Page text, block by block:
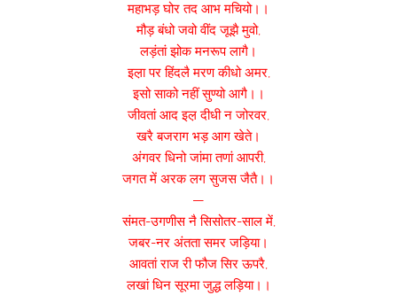
महाभड़ घोर तद आभ मचियो।।
मौड़ बंधो जवो वींद जूझै मुवो,
लड़ंतां झोक मनरूप लागै।
इल़ा पर हिंदलै मरण कीधो अमर,
इसो साको नहीं सुण्यो आगै।।
जीवतां आद इल़ दीधी न जोरवर,
खरै बजराग भड़ आग खेते।
अंगवर धिनो जांमा तणां आपरी,
जगत में अरक लग सुजस जैतै।।
—
संमत-उगणीस नै सिसोतर-साल में,
जबर-नर अंतता समर जड़िया।
आवतां राज री फौज सिर ऊपरै,
लखां धिन सूरमा जुद्ध लड़िया।।